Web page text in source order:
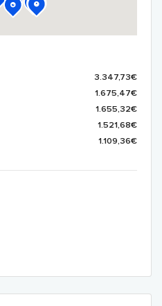
3.347,73€
1.675,47€
1.655,32€
1.521,68€
1.109,36€